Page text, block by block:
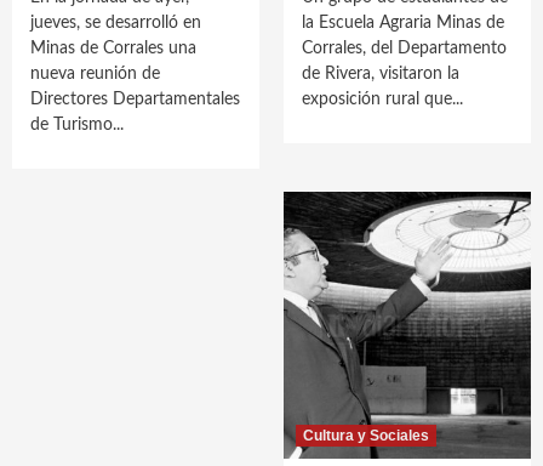
jueves, se desarrolló en
Minas de Corrales una
nueva reunión de
Directores Departamentales
de Turismo...
la Escuela Agraria Minas de
Corrales, del Departamento
de Rivera, visitaron la
exposición rural que...
Cultura y Sociales